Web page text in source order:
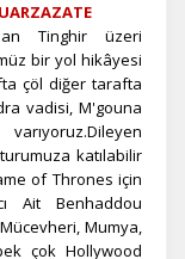
Tinghir üzeri
bir yol hikâyesi
çöl diğer tarafta
vadisi, M'gouna
turumuza katılabilir
of Thrones için
Ait Benhaddou
Mumya,
çok Hollywood